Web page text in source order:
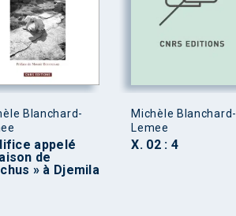
Blanchard-
appelé
de
» à Djemila
Michèle Blanchard-
Lemee
X. 02 : 4